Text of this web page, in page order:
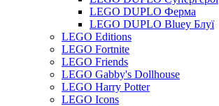
LEGO DUPLO Ферма
LEGO DUPLO Bluey Блуї
LEGO Editions
LEGO Fortnite
LEGO Friends
LEGO Gabby's Dollhouse
LEGO Harry Potter
LEGO Icons